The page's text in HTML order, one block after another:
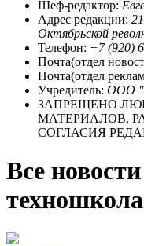
Шеф-редактор:
Адрес редакции:
Октябрьской
Телефон: +7 (920)
Почта(отдел
Почта(отдел
Учредитель: ООО
ЗАПРЕЩЕНО
МАТЕРИАЛОВ,
СОГЛАСИЯ
Все
техношкола